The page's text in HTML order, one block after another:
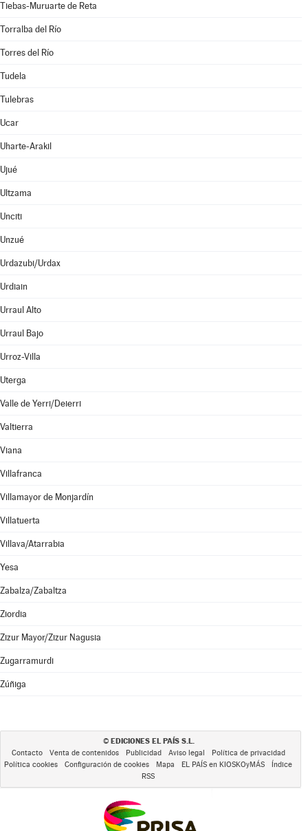
Tiebas-Muruarte de Reta
Torralba del Río
Torres del Río
Tudela
Tulebras
Ucar
Uharte-Arakil
Ujué
Ultzama
Unciti
Unzué
Urdazubi/Urdax
Urdiain
Urraul Alto
Urraul Bajo
Urroz-Villa
Uterga
Valle de Yerri/Deierri
Valtierra
Viana
Villafranca
Villamayor de Monjardín
Villatuerta
Villava/Atarrabia
Yesa
Zabalza/Zabaltza
Ziordia
Zizur Mayor/Zizur Nagusia
Zugarramurdi
Zúñiga
© EDICIONES EL PAÍS S.L.
Contacto Venta de contenidos Publicidad Aviso legal
Política de privacidad
Política cookies
Configuración de cookies Mapa EL PAÍS en KIOSKOyMÁS
Índice
RSS